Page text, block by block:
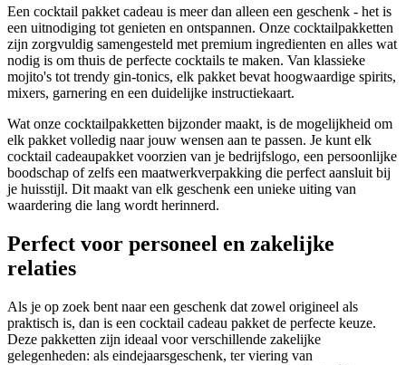
Een cocktail pakket cadeau is meer dan alleen een geschenk - het is
een uitnodiging tot genieten en ontspannen. Onze cocktailpakketten
zijn zorgvuldig samengesteld met premium ingredienten en alles wat
nodig is om thuis de perfecte cocktails te maken. Van klassieke
mojito's tot trendy gin-tonics, elk pakket bevat hoogwaardige spirits,
mixers, garnering en een duidelijke instructiekaart.
Wat onze cocktailpakketten bijzonder maakt, is de mogelijkheid om
elk pakket volledig naar jouw wensen aan te passen. Je kunt elk
cocktail cadeaupakket voorzien van je bedrijfslogo, een persoonlijke
boodschap of zelfs een maatwerkverpakking die perfect aansluit bij
je huisstijl. Dit maakt van elk geschenk een unieke uiting van
waardering die lang wordt herinnerd.
Perfect voor personeel en zakelijke
relaties
Als je op zoek bent naar een geschenk dat zowel origineel als
praktisch is, dan is een cocktail cadeau pakket de perfecte keuze.
Deze pakketten zijn ideaal voor verschillende zakelijke
gelegenheden: als eindejaarsgeschenk, ter viering van